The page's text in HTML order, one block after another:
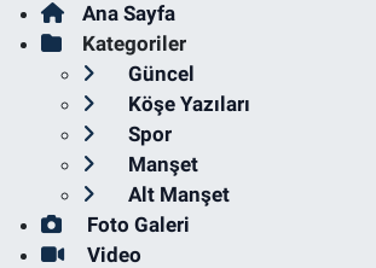
Ana Sayfa
Kategoriler
Güncel
Köşe Yazıları
Spor
Manşet
Alt Manşet
Foto Galeri
Video